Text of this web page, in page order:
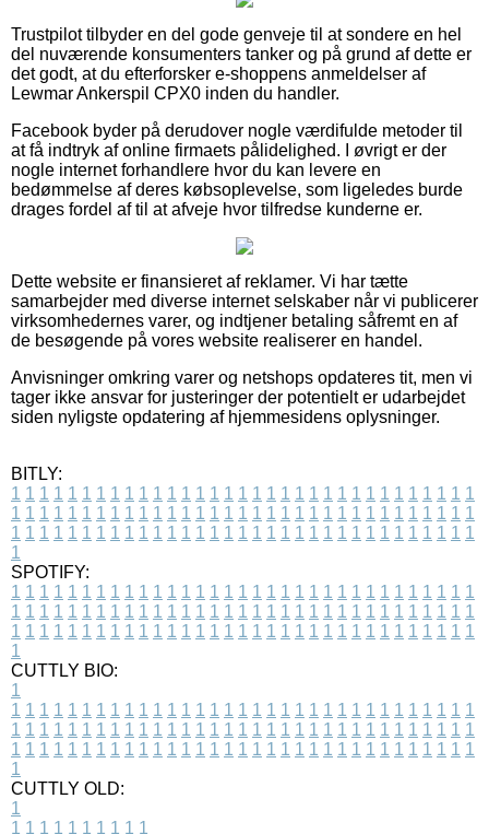
Trustpilot tilbyder en del gode genveje til at sondere en hel
del nuværende konsumenters tanker og på grund af dette er
det godt, at du efterforsker e-shoppens anmeldelser af
Lewmar Ankerspil CPX0 inden du handler.
Facebook byder på derudover nogle værdifulde metoder til
at få indtryk af online firmaets pålidelighed. I øvrigt er der
nogle internet forhandlere hvor du kan levere en
bedømmelse af deres købsoplevelse, som ligeledes burde
drages fordel af til at afveje hvor tilfredse kunderne er.
Dette website er finansieret af reklamer. Vi har tætte
samarbejder med diverse internet selskaber når vi publicerer
virksomhedernes varer, og indtjener betaling såfremt en af
de besøgende på vores website realiserer en handel.
Anvisninger omkring varer og netshops opdateres tit, men vi
tager ikke ansvar for justeringer der potentielt er udarbejdet
siden nyligste opdatering af hjemmesidens oplysninger.
BITLY:
1 1 1 1 1 1 1 1 1 1 1 1 1 1 1 1 1 1 1 1 1 1 1 1 1 1 1 1 1 1 1 1 1
1 1 1 1 1 1 1 1 1 1 1 1 1 1 1 1 1 1 1 1 1 1 1 1 1 1 1 1 1 1 1 1 1
1 1 1 1 1 1 1 1 1 1 1 1 1 1 1 1 1 1 1 1 1 1 1 1 1 1 1 1 1 1 1 1 1
1
SPOTIFY:
1 1 1 1 1 1 1 1 1 1 1 1 1 1 1 1 1 1 1 1 1 1 1 1 1 1 1 1 1 1 1 1 1
1 1 1 1 1 1 1 1 1 1 1 1 1 1 1 1 1 1 1 1 1 1 1 1 1 1 1 1 1 1 1 1 1
1 1 1 1 1 1 1 1 1 1 1 1 1 1 1 1 1 1 1 1 1 1 1 1 1 1 1 1 1 1 1 1 1
1
CUTTLY BIO:
1
1 1 1 1 1 1 1 1 1 1 1 1 1 1 1 1 1 1 1 1 1 1 1 1 1 1 1 1 1 1 1 1 1
1 1 1 1 1 1 1 1 1 1 1 1 1 1 1 1 1 1 1 1 1 1 1 1 1 1 1 1 1 1 1 1 1
1 1 1 1 1 1 1 1 1 1 1 1 1 1 1 1 1 1 1 1 1 1 1 1 1 1 1 1 1 1 1 1 1
1
CUTTLY OLD:
1
1 1 1 1 1 1 1 1 1 1